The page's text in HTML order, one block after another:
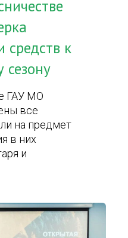
средств к
сезону
ГАУ МО
все
на предмет
в них
и